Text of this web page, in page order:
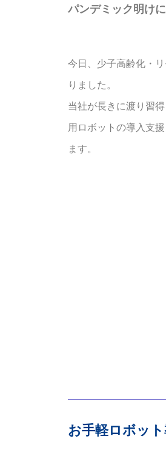
パンデミック明け
今日、少子高齢化・
りました。
当社が長きに渡り習
用ロボットの導入支
ます。
お手軽ロボッ